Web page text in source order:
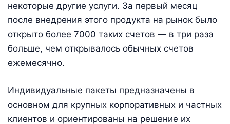
некоторые другие услуги. За первый месяц
после внедрения этого продукта на рынок было
открыто более 7000 таких счетов — в три раза
больше, чем открывалось обычных счетов
ежемесячно.
Индивидуальные пакеты предназначены в
основном для крупных корпоративных и частных
клиентов и ориентированы на решение их